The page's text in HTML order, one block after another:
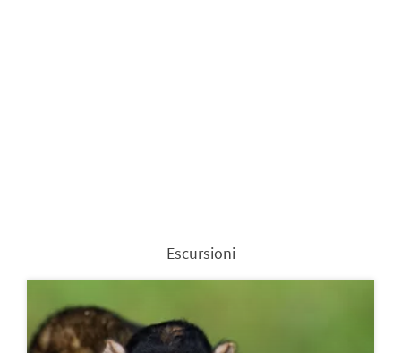
Escursioni